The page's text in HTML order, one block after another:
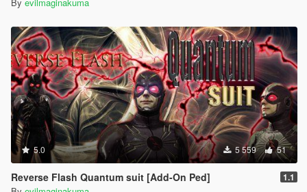
5.0 5 559 51
Reverse Flash Quantum suit [Add-On Ped] 1.1